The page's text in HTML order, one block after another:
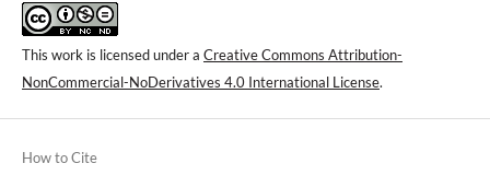
This work is licensed under a Creative Commons Attribution-
NonCommercial-NoDerivatives 4.0 International License.
How to Cite